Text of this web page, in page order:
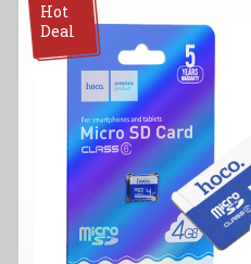
Hot
Deal